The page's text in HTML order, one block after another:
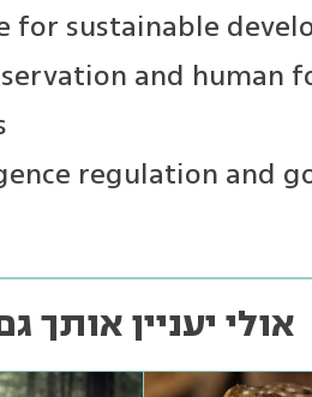
for sustainable
and human
regulation and
אולי יעניין אותך